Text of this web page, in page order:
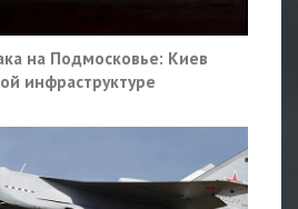
на Подмосковье: Киев
инфраструктуре